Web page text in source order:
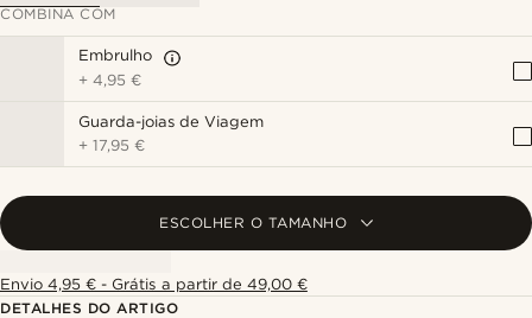
COMBINA COM
Embrulho
+4,95 €
Guarda-joias de Viagem
+17,95 €
ESCOLHER O TAMANHO
Envio 4,95 € - Grátis a partir de 49,00 €
DETALHES DO ARTIGO